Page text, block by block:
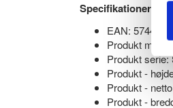
Specifikationer:
EAN:
Produkt
Produkt serie:
Produkt -
Produkt -
Produkt -